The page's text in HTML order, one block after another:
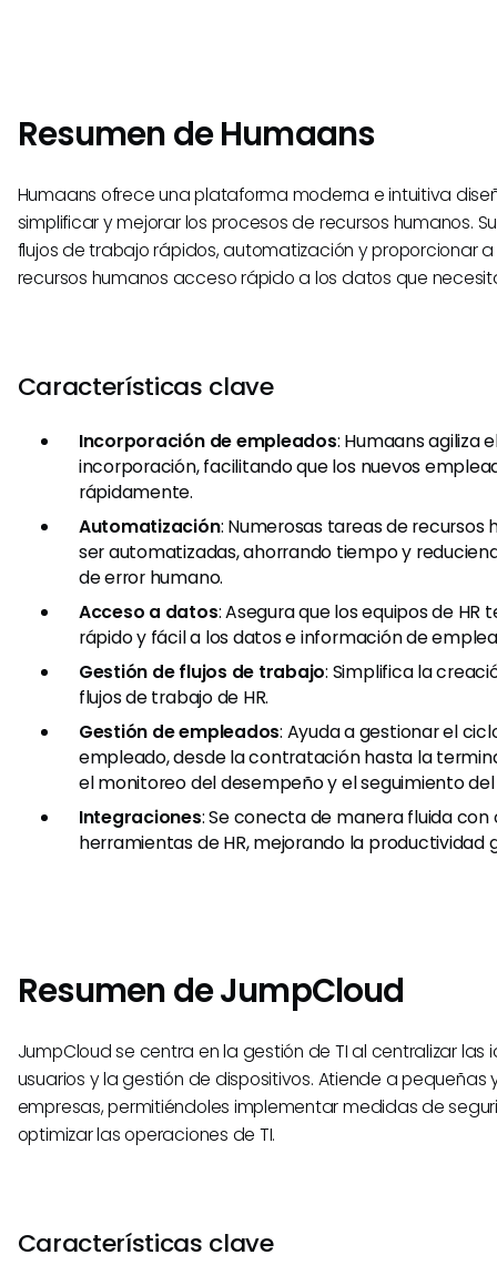
Resumen de Humaans
Humaans ofrece una plataforma moderna e intuitiva
simplificar y mejorar los procesos de recursos humanos.
flujos de trabajo rápidos, automatización y proporcionar
recursos humanos acceso rápido a los datos que
Características clave
Incorporación de empleados: Humaans agiliza
incorporación, facilitando que los nuevos
rápidamente.
Automatización: Numerosas tareas de recursos
ser automatizadas, ahorrando tiempo y
de error humano.
Acceso a datos: Asegura que los equipos de HR
rápido y fácil a los datos e información de
Gestión de flujos de trabajo: Simplifica la
flujos de trabajo de HR.
Gestión de empleados: Ayuda a gestionar el
empleado, desde la contratación hasta la
el monitoreo del desempeño y el seguimiento
Integraciones: Se conecta de manera fluida con
herramientas de HR, mejorando la productividad
Resumen de JumpCloud
JumpCloud se centra en la gestión de TI al centralizar las
usuarios y la gestión de dispositivos. Atiende a pequeñas
empresas, permitiéndoles implementar medidas de
optimizar las operaciones de TI.
Características clave